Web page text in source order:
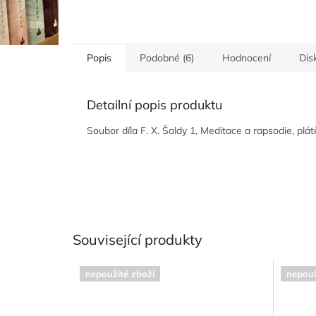
Popis Podobné (6) Hodnocení
Detailní popis produktu
Soubor díla F. X. Šaldy 1, Meditace a rapsodie,
Související produkty
nepoužité zboží